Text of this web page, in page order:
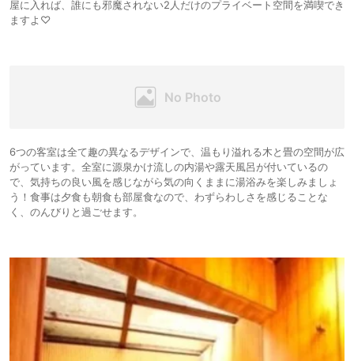
屋に入れば、誰にも邪魔されない2人だけのプライベート空間を満喫でき
ますよ♡
6つの客室は全て趣の異なるデザインで、温もり溢れる木と畳の空間が広
がっています。全室に源泉かけ流しの内湯や露天風呂が付いているの
で、気持ちの良い風を感じながら気の向くままに湯浴みを楽しみましょ
う！食事は夕食も朝食も部屋食なので、わずらわしさを感じることな
く、のんびりと過ごせます。